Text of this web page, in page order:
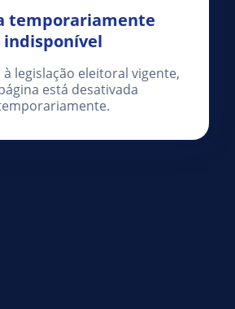
temporariamente
indisponível
legislação eleitoral vigente,
está desativada